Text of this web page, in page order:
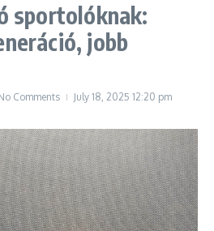
sportolóknak:
jobb
Comments July 18, 2025 12:20 pm